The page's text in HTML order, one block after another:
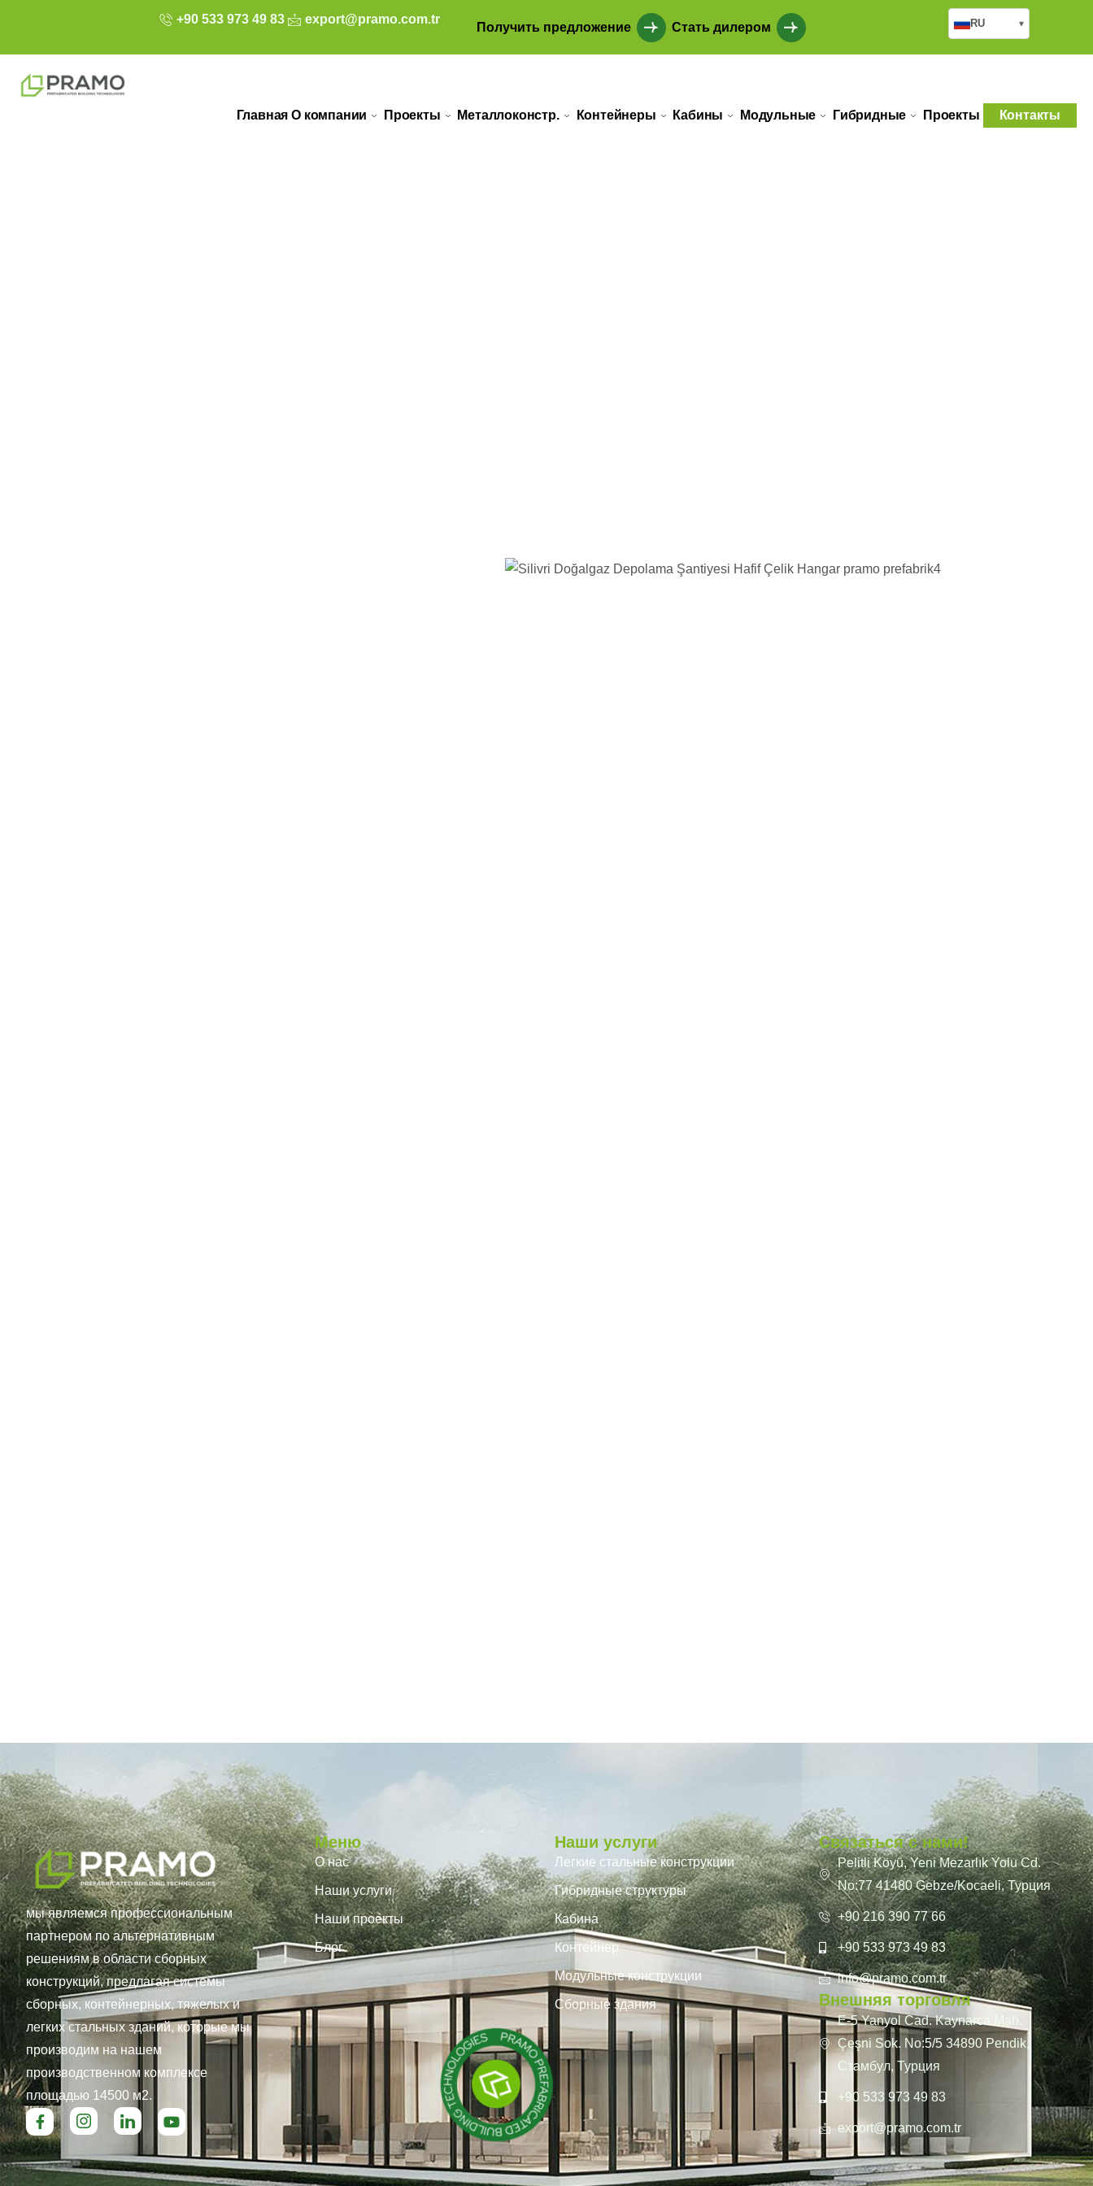
+90 533 973 49 83 export@pramo.com.tr
Получить предложение Стать дилером RU ▾
Главная О компании Проекты Металлоконстр. Контейнеры Кабины Модульные Гибридные Проекты Контакты
мы являемся профессиональным
партнером по альтернативным
решениям в области сборных
конструкций, предлагая системы
сборных, контейнерных, тяжелых и
легких стальных зданий, которые мы
производим на нашем
производственном комплексе
площадью 14500 м2.
Меню
О нас
Наши услуги
Наши проекты
Блог
Наши услуги
Легкие стальные конструкции
Гибридные структуры
Кабина
Контейнер
Модульные конструкции
Сборные здания
Связаться с нами!
Pelitli Köyü, Yeni Mezarlık Yolu Cd.
No:77 41480 Gebze/Kocaeli, Турция
+90 216 390 77 66
+90 533 973 49 83
info@pramo.com.tr
Внешняя торговля
E-5 Yanyol Cad. Kaynarca Mah.
Çeşni Sok. No:5/5 34890 Pendik,
Стамбул, Турция
+90 533 973 49 83
export@pramo.com.tr